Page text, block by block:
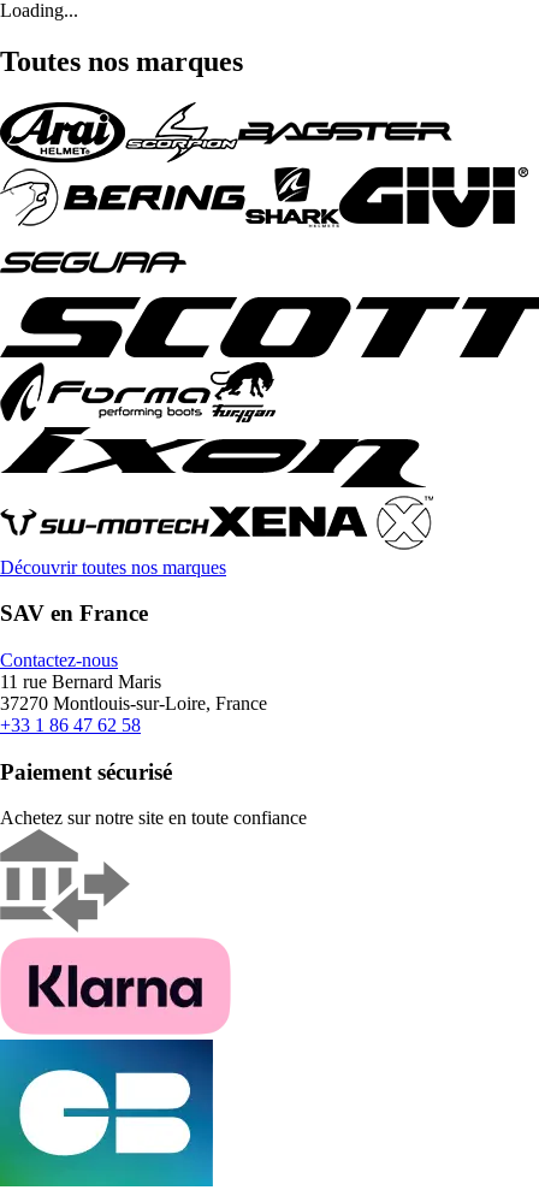
Loading...
Toutes nos marques
Découvrir toutes nos marques
SAV en France
Contactez-nous
11 rue Bernard Maris
37270 Montlouis-sur-Loire, France
+33 1 86 47 62 58
Paiement sécurisé
Achetez sur notre site en toute confiance